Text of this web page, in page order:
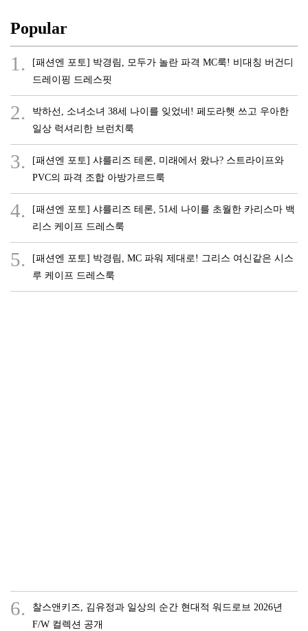
Popular
1.
[패션엔 포토] 박경림, 모두가 놀란 파격 MC룩! 비대칭 버건디
드레이핑 드레스핏
2.
박하선, 소녀소녀 38세 나이를 잊었네! 페도라햇 쓰고 우아한
일상 럭셔리한 브런치룩
3.
[패션엔 포토] 샤를리즈 테론, 미래에서 왔나? 스트라이프와
PVC의 파격 조합 아방가르드룩
4.
[패션엔 포토] 샤를리즈 테론, 51세 나이를 초월한 카리스마 백
리스 케이프 드레스룩
5.
[패션엔 포토] 박경림, MC 파워 제대로! 그리스 여신같은 시스
루 케이프 드레스룩
6.
찰스앤키즈, 김유정과 일상의 순간 현대적 워드로브 2026년
F/W 컬렉션 공개